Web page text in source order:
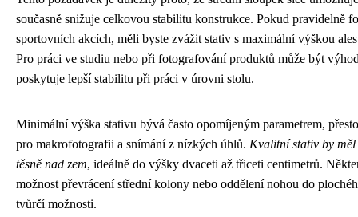
současně snižuje celkovou stabilitu konstrukce. Pokud pravidelně
sportovních akcích, měli byste zvážit stativ s maximální výškou
Pro práci ve studiu nebo při fotografování produktů může být
poskytuje lepší stabilitu při práci v úrovni stolu.
Minimální výška stativu bývá často opomíjeným parametrem,
pro makrofotografii a snímání z nízkých úhlů. Kvalitní stativ by měl
těsně nad zem, ideálně do výšky dvaceti až třiceti centimetrů.
možnost převrácení střední kolony nebo oddělení nohou do
tvůrčí možnosti.